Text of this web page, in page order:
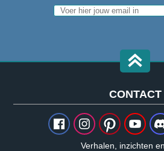
CONTACT
Verhalen, inzichten